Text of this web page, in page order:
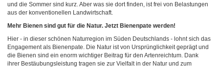
und die Sommer sind kurz. Aber was sie dort finden, ist frei von Belastungen
aus der konventionellen Landwirtschaft.
Mehr Bienen sind gut für die Natur. Jetzt Bienenpate werden!
Hier - in dieser schönen Naturregion im Süden Deutschlands - lohnt sich das
Engagement als Bienenpate. Die Natur ist von Ursprünglichkeit geprägt und
die Bienen sind ein enorm wichtiger Beitrag für den Artenreichtum. Dank
ihrer Bestäubungsleistung tragen sie zur Vielfalt in der Natur und zum